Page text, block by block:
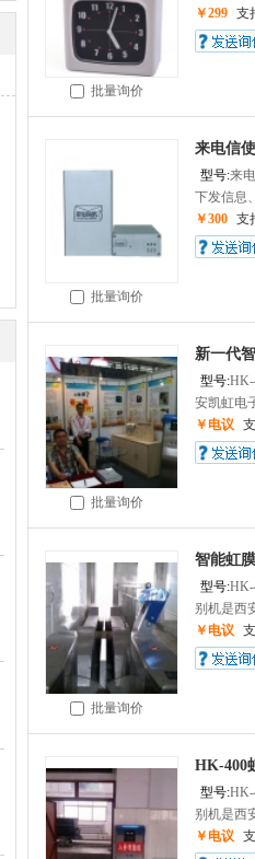
批量询价
￥299 支
批量询价
来电信
型号:来
下发信息
￥300 支
批量询价
新一代
型号:HK-
安凯虹电
￥电议
批量询价
智能虹
型号:HK-
别机是西
￥电议
HK-400
型号:HK-
别机是西
￥电议